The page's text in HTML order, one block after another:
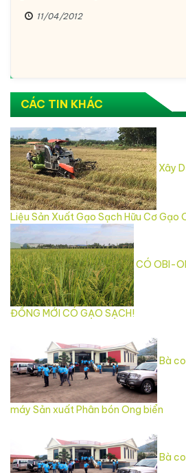
11/04/2012
CÁC TIN KHÁC
Xây
Liệu Sản Xuất Gạo Sạch Hữu Cơ Gạo
CÓ OBI-
ĐỒNG MỚI CÓ GẠO SẠCH!
Bà
máy Sản xuất Phân bón Ong biển
Bà